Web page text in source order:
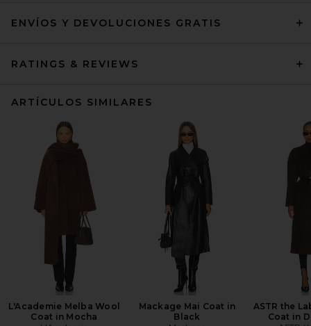
ENVÍOS Y DEVOLUCIONES GRATIS
RATINGS & REVIEWS
ARTÍCULOS SIMILARES
L'Academie Melba Wool
Coat in Mocha
Mackage Mai Coat in
Black
ASTR the
Coat in